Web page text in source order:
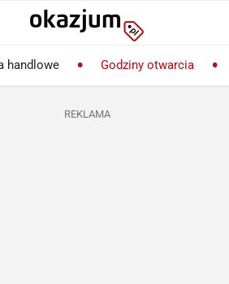
handlowe Godziny otwarcia
REKLAMA